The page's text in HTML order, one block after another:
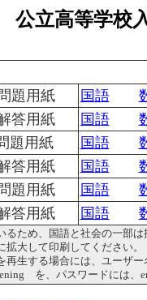
公立高等学校
題用紙 国語
答用紙
国語
題用紙 国語
答用紙
国語
題用紙 国語
答用紙
国語
ため、国語と社会の一部は
大して印刷してください。
生する場合には、ユーザー
を、パスワードには、